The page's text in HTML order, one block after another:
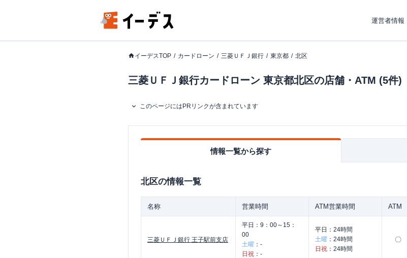
運営者情報
イーデスTOP カードローン 三菱ＵＦＪ銀行 東京都 北区
三菱ＵＦＪ銀行カードローン 東京都北区の店舗・ATM (5件)
このページにはPRリンクが含まれています
情報一覧から探す
北区の情報一覧
名称 営業時間 ATM営業時間 ATM
三菱ＵＦＪ銀行 王子駅前支店
平日： 9：00～15：
00
土曜 ： -
日祝 ： -
平日： 24時間
土曜 ： 24時間
日祝 ： 24時間
〇